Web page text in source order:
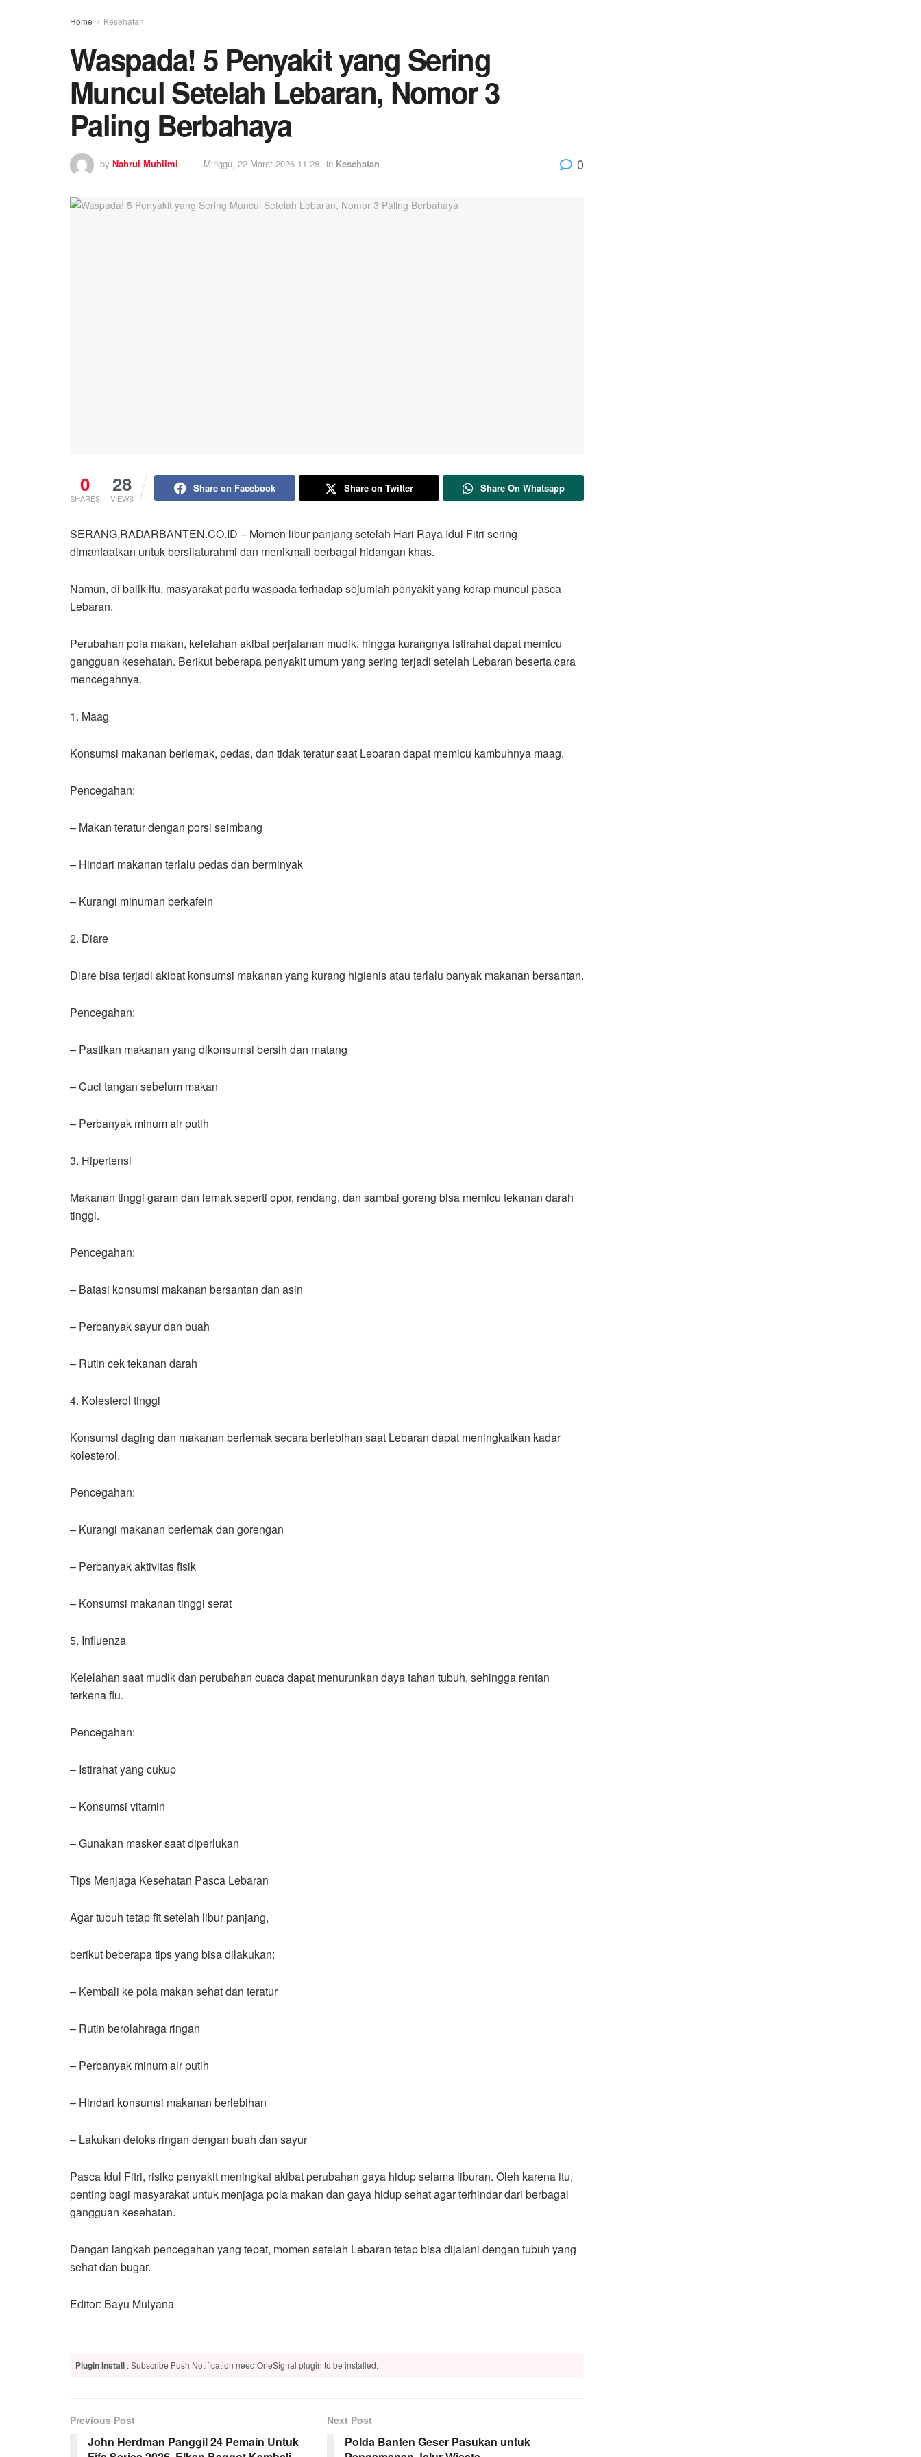
Home Kesehatan
Waspada! 5 Penyakit yang Sering
Muncul Setelah Lebaran, Nomor 3
Paling Berbahaya
by Nahrul Muhilmi Minggu, 22 Maret 2026 11:28 in Kesehatan 0
0
SHARES
28
VIEWS
Share on Facebook Share on Twitter Share On Whatsapp
SERANG,RADARBANTEN.CO.ID – Momen libur panjang setelah Hari Raya Idul Fitri sering
dimanfaatkan untuk bersilaturahmi dan menikmati berbagai hidangan khas.
Namun, di balik itu, masyarakat perlu waspada terhadap sejumlah penyakit yang kerap muncul pasca
Lebaran.
Perubahan pola makan, kelelahan akibat perjalanan mudik, hingga kurangnya istirahat dapat memicu
gangguan kesehatan. Berikut beberapa penyakit umum yang sering terjadi setelah Lebaran beserta cara
mencegahnya.
1. Maag
Konsumsi makanan berlemak, pedas, dan tidak teratur saat Lebaran dapat memicu kambuhnya maag.
Pencegahan:
– Makan teratur dengan porsi seimbang
– Hindari makanan terlalu pedas dan berminyak
– Kurangi minuman berkafein
2. Diare
Diare bisa terjadi akibat konsumsi makanan yang kurang higienis atau terlalu banyak makanan bersantan.
Pencegahan:
– Pastikan makanan yang dikonsumsi bersih dan matang
– Cuci tangan sebelum makan
– Perbanyak minum air putih
3. Hipertensi
Makanan tinggi garam dan lemak seperti opor, rendang, dan sambal goreng bisa memicu tekanan darah
tinggi.
Pencegahan:
– Batasi konsumsi makanan bersantan dan asin
– Perbanyak sayur dan buah
– Rutin cek tekanan darah
4. Kolesterol tinggi
Konsumsi daging dan makanan berlemak secara berlebihan saat Lebaran dapat meningkatkan kadar
kolesterol.
Pencegahan:
– Kurangi makanan berlemak dan gorengan
– Perbanyak aktivitas fisik
– Konsumsi makanan tinggi serat
5. Influenza
Kelelahan saat mudik dan perubahan cuaca dapat menurunkan daya tahan tubuh, sehingga rentan
terkena flu.
Pencegahan:
– Istirahat yang cukup
– Konsumsi vitamin
– Gunakan masker saat diperlukan
Tips Menjaga Kesehatan Pasca Lebaran
Agar tubuh tetap fit setelah libur panjang,
berikut beberapa tips yang bisa dilakukan:
– Kembali ke pola makan sehat dan teratur
– Rutin berolahraga ringan
– Perbanyak minum air putih
– Hindari konsumsi makanan berlebihan
– Lakukan detoks ringan dengan buah dan sayur
Pasca Idul Fitri, risiko penyakit meningkat akibat perubahan gaya hidup selama liburan. Oleh karena itu,
penting bagi masyarakat untuk menjaga pola makan dan gaya hidup sehat agar terhindar dari berbagai
gangguan kesehatan.
Dengan langkah pencegahan yang tepat, momen setelah Lebaran tetap bisa dijalani dengan tubuh yang
sehat dan bugar.
Editor: Bayu Mulyana
Plugin Install : Subscribe Push Notification need OneSignal plugin to be installed.
Previous Post
John Herdman Panggil 24 Pemain Untuk
Next Post
Polda Banten Geser Pasukan untuk